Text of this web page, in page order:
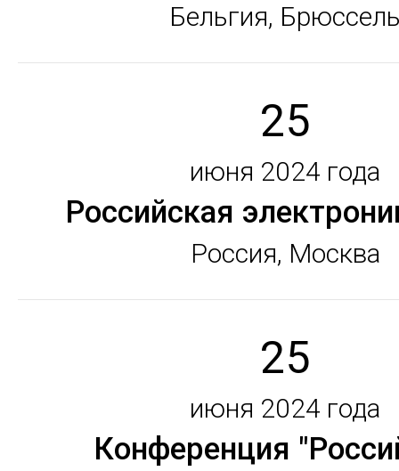
Бельгия,
25
июня 2024 года
Российская
Россия, Москва
25
июня 2024 года
Конференция